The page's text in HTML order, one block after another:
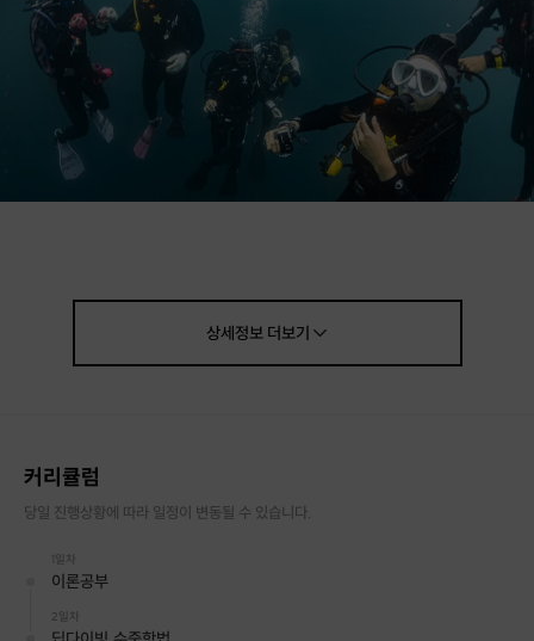
[신청 시 유의사항]
교육시작후 환불이 불가능합니다.
·예약 시간에 맞추어 늦지 않게 도착해 주시기 바랍니다.
진행 가능 시간 : 상시 예약 가능
문의 : [문의하기] 게시판
※ 정확한 일정 협의는 [문의하기] 게시판 또는 구매 후 카톡 혹은 문자로 발송
되는 호스트 연락처로 문의해주세요.
상세정보더보기
커리큘럼
당일 진행상황에 따라 일정이 변동될 수 있습니다.
1일차
이론공부
2일차